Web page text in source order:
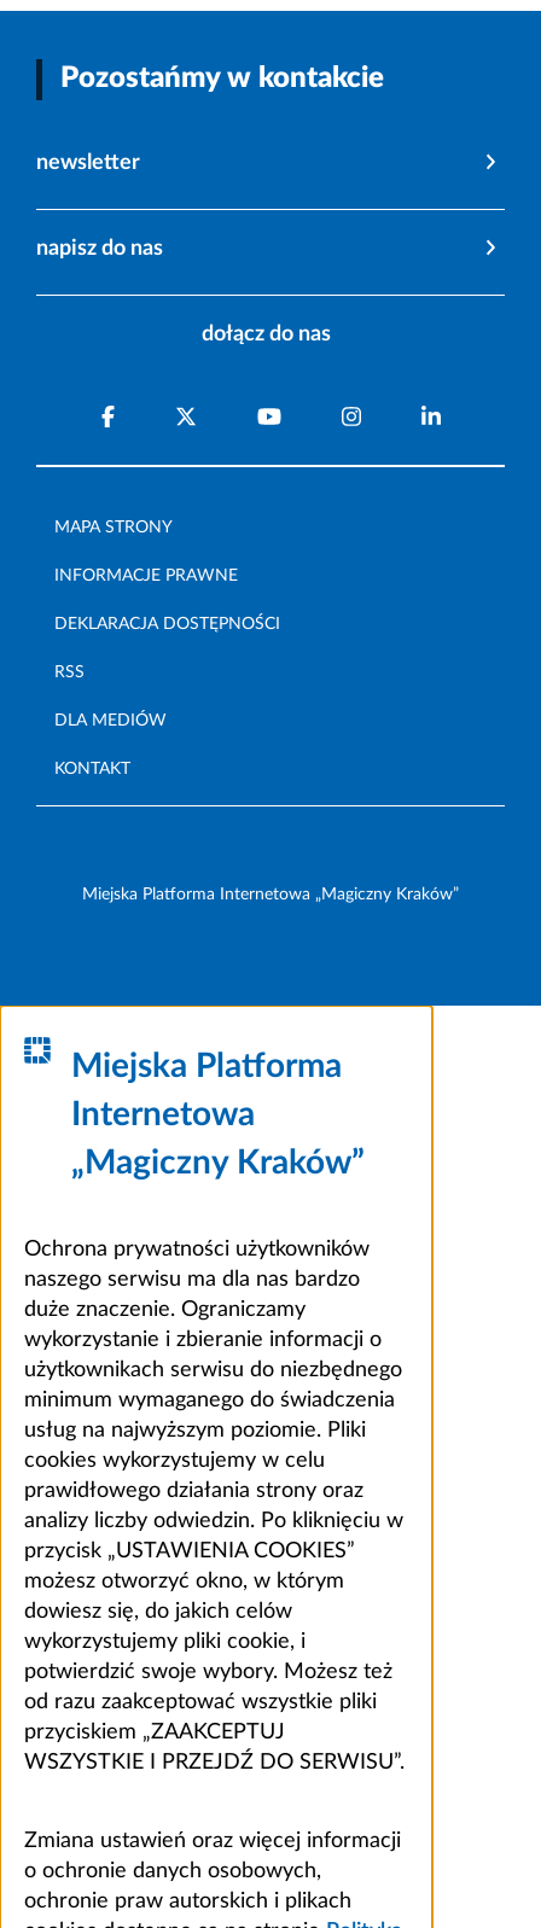
Pozostańmy w kontakcie
newsletter
napisz do nas
dołącz do nas
MAPA STRONY
INFORMACJE PRAWNE
DEKLARACJA DOSTĘPNOŚCI
RSS
DLA MEDIÓW
KONTAKT
Miejska Platforma Internetowa „Magiczny Kraków”
Miejska Platforma
Internetowa
„Magiczny Kraków”
Ochrona prywatności użytkowników
naszego serwisu ma dla nas bardzo
duże znaczenie. Ograniczamy
wykorzystanie i zbieranie informacji o
użytkownikach serwisu do niezbędnego
minimum wymaganego do świadczenia
usług na najwyższym poziomie. Pliki
cookies wykorzystujemy w celu
prawidłowego działania strony oraz
analizy liczby odwiedzin. Po kliknięciu w
przycisk „USTAWIENIA COOKIES”
możesz otworzyć okno, w którym
dowiesz się, do jakich celów
wykorzystujemy pliki cookie, i
potwierdzić swoje wybory. Możesz też
od razu zaakceptować wszystkie pliki
przyciskiem „ZAAKCEPTUJ
WSZYSTKIE I PRZEJDŹ DO SERWISU”.
Zmiana ustawień oraz więcej informacji
o ochronie danych osobowych,
ochronie praw autorskich i plikach